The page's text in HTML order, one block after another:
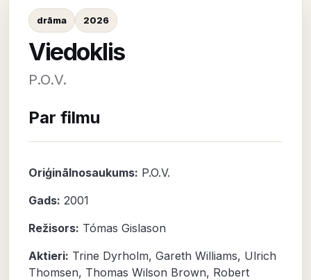
drāma 2026
Viedoklis
P.O.V.
Par filmu
Oriģinālnosaukums: P.O.V.
Gads: 2001
Režisors: Tómas Gislason
Aktieri: Trine Dyrholm, Gareth Williams, Ulrich
Thomsen, Thomas Wilson Brown, Robert